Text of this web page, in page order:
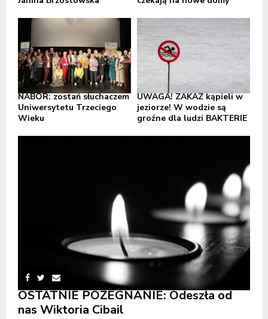
NABÓR: zostań słuchaczem
Uniwersytetu Trzeciego
Wieku
UWAGA! ZAKAZ kąpieli w
jeziorze! W wodzie są
groźne dla ludzi BAKTERIE
OSTATNIE POŻEGNANIE: Odeszła od
nas Wiktoria Cibail